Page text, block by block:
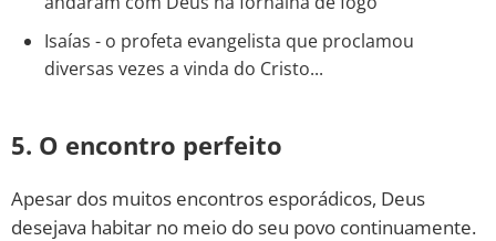
Isaías - o profeta evangelista que proclamou
diversas vezes a vinda do Cristo...
5. O encontro perfeito
Apesar dos muitos encontros esporádicos, Deus
desejava habitar no meio do seu povo continuamente.